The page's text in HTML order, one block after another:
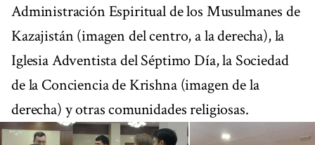
Administración Espiritual de los Musulmanes de
Kazajistán (imagen del centro, a la derecha), la
Iglesia Adventista del Séptimo Día, la Sociedad
de la Conciencia de Krishna (imagen de la
derecha) y otras comunidades religiosas.